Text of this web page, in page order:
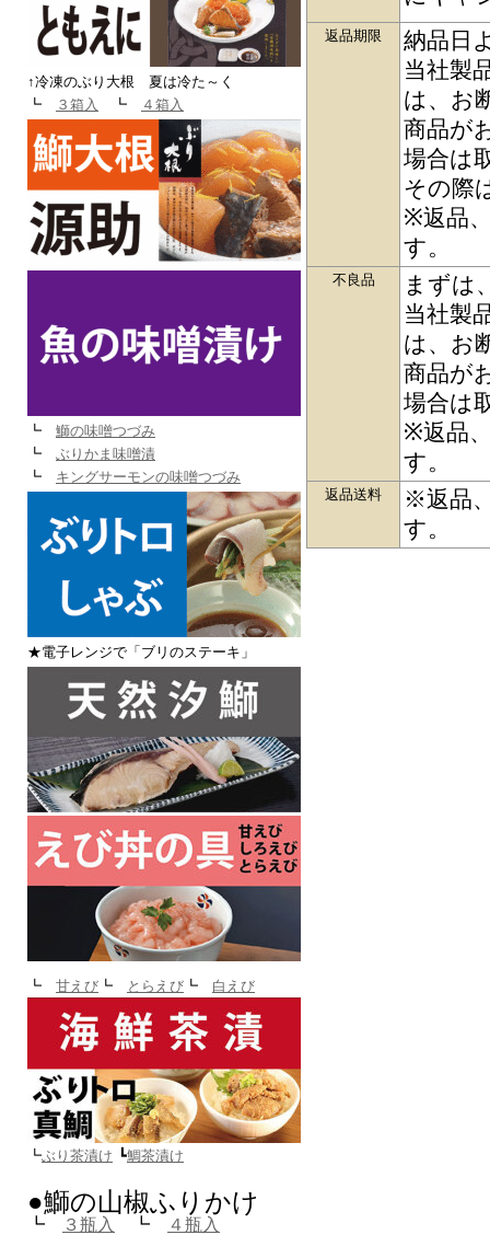
↑冷凍のぶり大根 夏は冷た～く
┗
３箱入 ┗ ４箱入
┗ 鰤の味噌つづみ
┗ ぶりかま味噌漬
┗ キングサーモンの味噌つづみ
★電子レンジで「ブリのステーキ」
┗ 甘えび ┗ とらえび ┗ 白えび
┗ぶり茶漬け ┗鯛茶漬け
●鰤の山椒ふりかけ
┗ ３瓶入 ┗ ４瓶入
返品期限
納品日
当社製
は、お
商品が
場合は
その際
※返品
す。
不良品
まずは
当社製
は、お
商品が
場合は
※返品
す。
返品送料
※返品
す。